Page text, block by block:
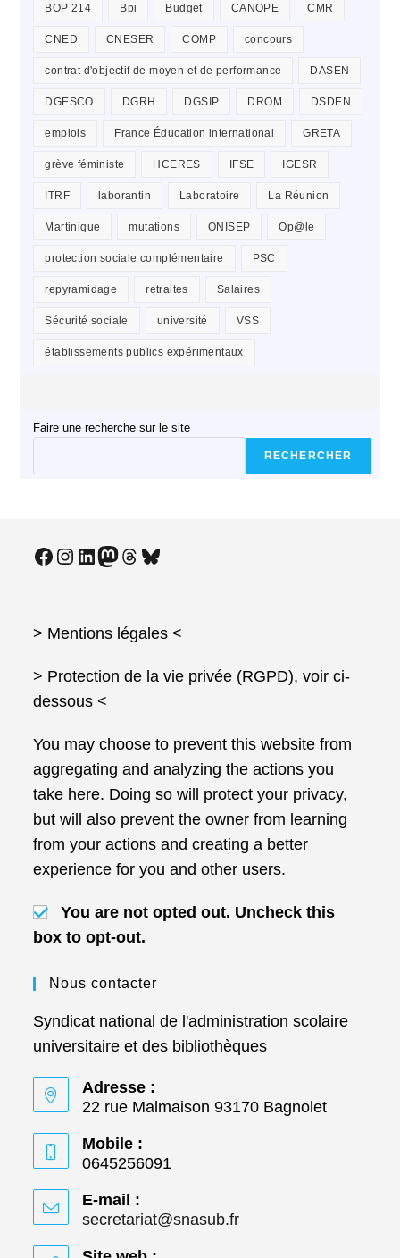
BOP 214 Bpi Budget CANOPE CMR
CNED CNESER COMP concours
contrat d'objectif de moyen et de performance DASEN
DGESCO DGRH DGSIP DROM DSDEN
emplois France Éducation international GRETA
grève féministe HCERES IFSE IGESR
ITRF laborantin Laboratoire La Réunion
Martinique mutations ONISEP Op@le
protection sociale complémentaire PSC
repyramidage retraites Salaires
Sécurité sociale université VSS
établissements publics expérimentaux
Faire une recherche sur le site
RECHERCHER
Facebook
Instagram
LinkedIn
Mastodon
ThreadsBluesky
> Mentions légales <
> Protection de la vie privée (RGPD), voir ci-
dessous <
You may choose to prevent this website from
aggregating and analyzing the actions you
take here. Doing so will protect your privacy,
but will also prevent the owner from learning
from your actions and creating a better
experience for you and other users.
You are not opted out. Uncheck this
box to opt-out.
Nous contacter
Syndicat national de l'administration scolaire
universitaire et des bibliothèques
Adresse :
22 rue Malmaison 93170 Bagnolet
Mobile :
0645256091
E-mail :
secretariat@snasub.frS’ouvre